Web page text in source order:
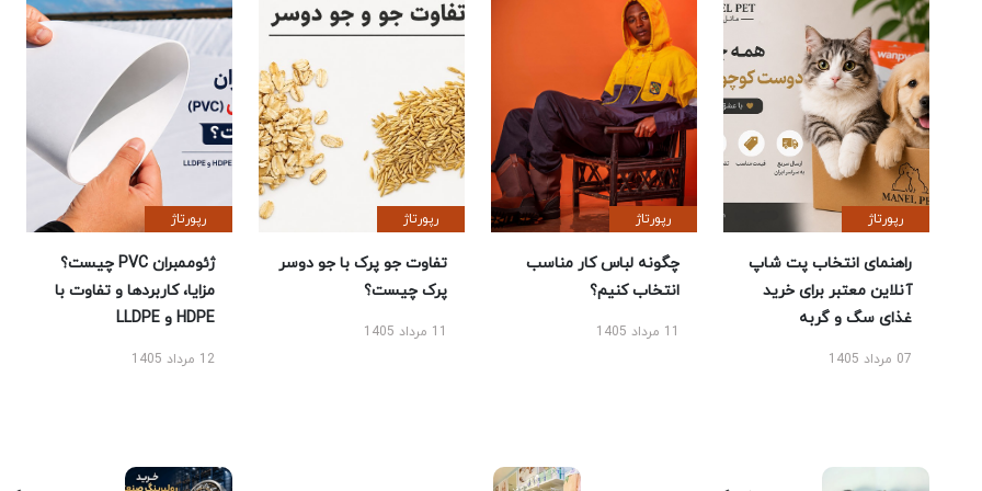
رپورتاژ
راهنمای انتخاب پت شاپ
آنلاین معتبر برای خرید
غذای سگ و گربه
07 مرداد 1405
رپورتاژ
چگونه لباس کار مناسب
انتخاب کنیم؟
11 مرداد 1405
رپورتاژ
تفاوت جو پرک با جو دوسر
پرک چیست؟
11 مرداد 1405
رپورتاژ
ژئوممبران PVC چیست؟
مزایا، کاربردها و تفاوت با
HDPE و LLDPE
12 مرداد 1405